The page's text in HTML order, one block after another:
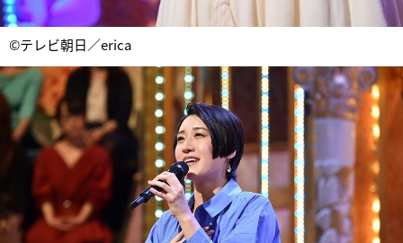
©テレビ朝日／erica